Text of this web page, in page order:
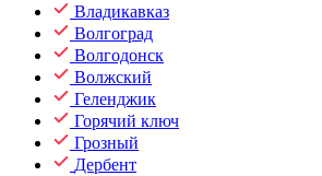
Владикавказ
Волгоград
Волгодонск
Волжский
Геленджик
Горячий ключ
Грозный
Дербент